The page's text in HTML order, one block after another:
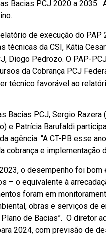
Bacias PCJ 2020 a 2035.
de execução do PAP
técnicas da CSI, Kátia
Diogo Pedrozo. O PAP-
da Cobrança PCJ
técnico favorável ao
Bacias PCJ, Sergio
e Patrícia Barufaldi
agência. “A CT-PB esse
cobrança e implementação
o desempenho foi
– o equivalente à
foram em
obras e serviços de
de Bacias”. O diretor
2024, com previsão de